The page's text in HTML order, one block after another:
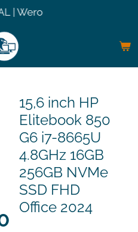
| Wero
15,6 inch HP
Elitebook 850
G6 i7-8665U
4.8GHz 16GB
256GB NVMe
SSD FHD
Office 2024